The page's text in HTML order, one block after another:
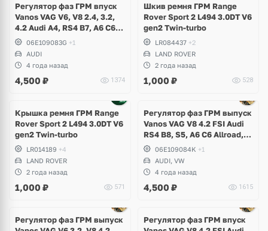
Регулятор фаз ГРМ впуск
Vanos VAG V6, V8 2.4, 3.2,
4.2 Audi A4, RS4 B7, A6 C6
Allroad, A8 D3
06E109083G +1
AUDI
4 года назад
4,500 ₽ 1374
Шкив ремня ГРМ Range
Rover Sport 2 L494 3.0DT V6
gen2 Twin-turbo
LR084437 +2
LAND ROVER
2 года назад
1,000 ₽ 528
Крышка ремня ГРМ Range
Rover Sport 2 L494 3.0DT V6
gen2 Twin-turbo
LR014189 +4
LAND ROVER
2 года назад
1,000 ₽ 571
Регулятор фаз ГРМ выпуск
Vanos VAG V8 4.2 FSI Audi
RS4 B8, S5, A6 C6 Allroad,
A8 D3, Q7, R8 Spyder,
Volkswagen Touareg
06E109084K +1
AUDI, VW
4 года назад
4,500 ₽ 1615
Регулятор фаз ГРМ выпуск
Регулятор фаз ГРМ впуск